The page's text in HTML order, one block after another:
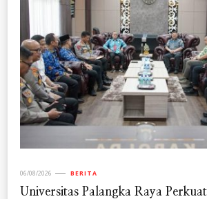
06/08/2026 BERITA
Universitas Palangka Raya